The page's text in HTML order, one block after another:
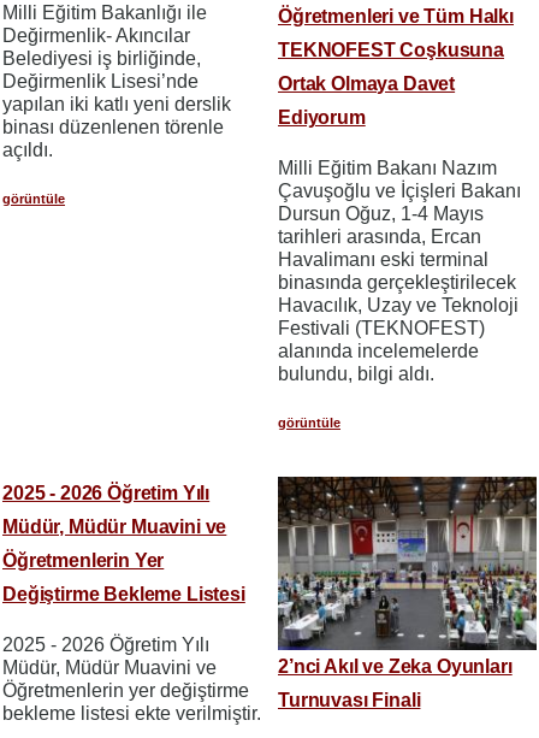
Milli Eğitim Bakanlığı ile
Değirmenlik- Akıncılar
Belediyesi iş birliğinde,
Değirmenlik Lisesi’nde
yapılan iki katlı yeni derslik
binası düzenlenen törenle
açıldı.
görüntüle
Öğretmenleri ve Tüm Halkı
TEKNOFEST Coşkusuna
Ortak Olmaya Davet
Ediyorum
Milli Eğitim Bakanı Nazım
Çavuşoğlu ve İçişleri Bakanı
Dursun Oğuz, 1-4 Mayıs
tarihleri arasında, Ercan
Havalimanı eski terminal
binasında gerçekleştirilecek
Havacılık, Uzay ve Teknoloji
Festivali (TEKNOFEST)
alanında incelemelerde
bulundu, bilgi aldı.
görüntüle
2025 - 2026 Öğretim Yılı
Müdür, Müdür Muavini ve
Öğretmenlerin Yer
Değiştirme Bekleme Listesi
2025 - 2026 Öğretim Yılı
Müdür, Müdür Muavini ve
Öğretmenlerin yer değiştirme
bekleme listesi ekte verilmiştir.
2’nci Akıl ve Zeka Oyunları
Turnuvası Finali